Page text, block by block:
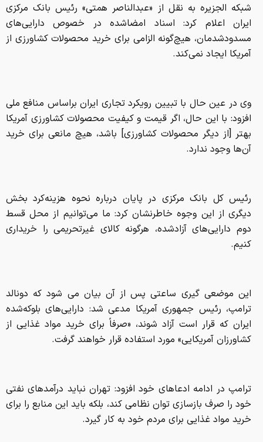
شبکه الجزیره به نقل از «عبدالناصر همتی» رئیس بانک مرکزی
ایران اعلام کرد: اسناد امضاشده در خصوص دارایی‌های
مسدودشدمان، هیچ‌گونه الزامی برای خرید محصولات کشاورزی از
آمریکا ایجاد نمی‌کند.
وی در عین حال با تبیین رویکرد تجاری ایران براساس منافع ملی
افزود: با این حال، اگر قیمت و کیفیت محصولات کشاورزی آمریکا
بهتر [از دیگر محصولات کشاورزی] باشد، هیچ مانعی برای خرید
آن‌ها وجود ندارد.
رئیس کل بانک مرکزی در پایان درباره نحوه هزینه‌کرد بخش
دیگری از این وجوه خاطرنشان کرد: ما می‌توانیم از محل قسط
دوم دارایی‌های آزادشده، هرگونه کالای غیرتحریمی را خریداری
کنیم.
این موضعی گیری ساعتی پس از آن بیان می شود که دونالد
ترامپ، رئیس جمهوری آمریکا مدعی شد: دارایی‌های بلوکه‌شده
ایران که قرار است آزاد شوند، «صرفاً برای خرید مواد غذایی از
کشاورزان آمریکایی» مورد استفاده قرار خواهند گرفت.
ترامپ در ادامه ادعاهای خود افزود: تهران نباید درآمدهای نفتی
خود را صرف بازسازی توان نظامی کند، بلکه باید این منابع را برای
خرید مواد غذایی برای مردم خود به کار گیرد.